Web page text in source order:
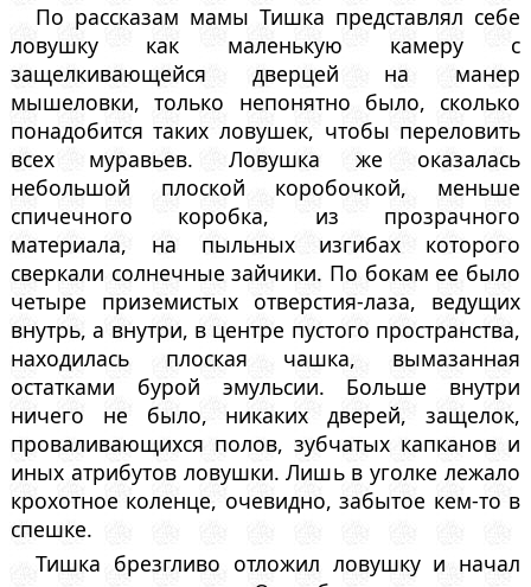
По рассказам мамы Тишка представлял себе
ловушку как маленькую камеру с
защелкивающейся дверцей на манер
мышеловки, только непонятно было, сколько
понадобится таких ловушек, чтобы переловить
всех муравьев. Ловушка же оказалась
небольшой плоской коробочкой, меньше
спичечного коробка, из прозрачного
материала, на пыльных изгибах которого
сверкали солнечные зайчики. По бокам ее было
четыре приземистых отверстия-лаза, ведущих
внутрь, а внутри, в центре пустого пространства,
находилась плоская чашка, вымазанная
остатками бурой эмульсии. Больше внутри
ничего не было, никаких дверей, защелок,
проваливающихся полов, зубчатых капканов и
иных атрибутов ловушки. Лишь в уголке лежало
крохотное коленце, очевидно, забытое кем-то в
спешке.
Тишка брезгливо отложил ловушку и начал